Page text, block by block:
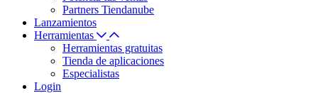
Partners Tiendanube
Lanzamientos
Herramientas
Herramientas gratuitas
Tienda de aplicaciones
Especialistas
Login